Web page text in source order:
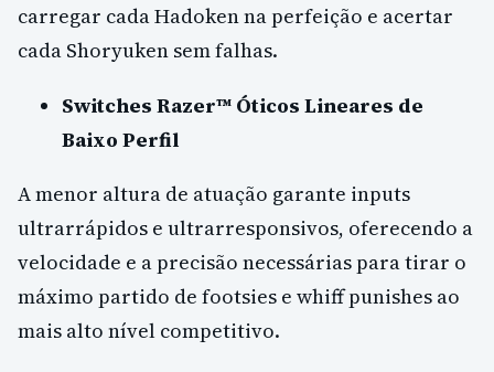
carregar cada Hadoken na perfeição e acertar
cada Shoryuken sem falhas.
Switches Razer™ Óticos Lineares de
Baixo Perfil
A menor altura de atuação garante inputs
ultrarrápidos e ultrarresponsivos, oferecendo a
velocidade e a precisão necessárias para tirar o
máximo partido de footsies e whiff punishes ao
mais alto nível competitivo.